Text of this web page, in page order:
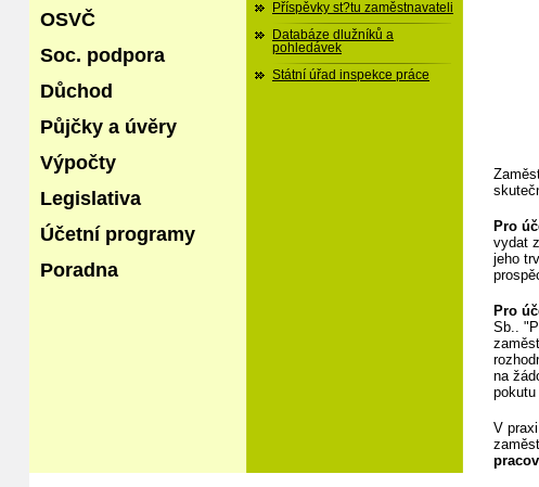
Pro
vydat
jeho
Pro
Sb..
na
V
OSVČ
Soc. podpora
Důchod
Půjčky a úvěry
Výpočty
Legislativa
Účetní programy
Poradna
Příspěvky st?tu zaměstnavateli
Databáze dlužníků a
pohledávek
Státní úřad inspekce práce